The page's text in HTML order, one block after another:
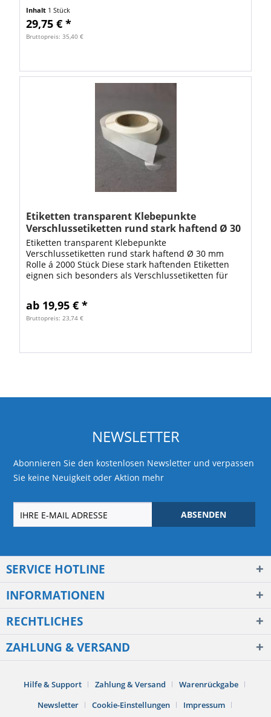
Inhalt 1 Stück
29,75 € *
Bruttopreis: 35,40 €
Etiketten transparent Klebepunkte
Verschlussetiketten rund stark haftend Ø 30
mm Rolle á 2000 Stück
Etiketten transparent Klebepunkte
Verschlussetiketten rund stark haftend Ø 30 mm
Rolle á 2000 Stück Diese stark haftenden Etiketten
eignen sich besonders als Verschlussetiketten für
ab 19,95 € *
Bruttopreis: 23,74 €
NEWSLETTER
Abonnieren Sie den kostenlosen Newsletter und verpassen
Sie keine Neuigkeit oder Aktion mehr
ABSENDEN
SERVICE HOTLINE
INFORMATIONEN
RECHTLICHES
ZAHLUNG & VERSAND
Hilfe & Support Zahlung & Versand
Warenrückgabe
Newsletter
Cookie-Einstellungen Impressum